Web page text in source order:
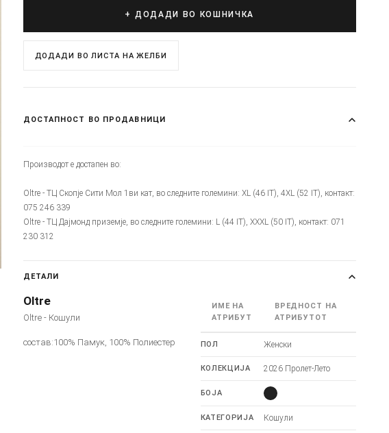
+ ДОДАДИ ВО КОШНИЧКА
ДОДАДИ ВО ЛИСТА НА ЖЕЛБИ
ДОСТАПНОСТ ВО ПРОДАВНИЦИ
Производот е достапен во:
Oltre - ТЦ Скопје Сити Мол 1ви кат, во следните големини: XL (46 IT), 4XL (52 IT), контакт:
075 246 339
Oltre - ТЦ Дајмонд приземје, во следните големини: L (44 IT), XXXL (50 IT), контакт: 071
230 312
ДЕТАЛИ
Oltre
Oltre - Кошули
состав:100% Памук, 100% Полиестер
ИМЕ НА
АТРИБУТ
ВРЕДНОСТ НА
АТРИБУТОТ
ПОЛ Женски
КОЛЕКЦИЈА 2026 Пролет-Лето
БОЈА
КАТЕГОРИЈА Кошули